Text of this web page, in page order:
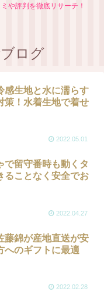
や評判を徹底リサーチ！
ログ
感生地と水に濡らす
策！水着生地で着せ
2022.05.01
で留守番時も動くタ
ることなく安全でお
2022.04.27
藤錦が産地直送が安
へのギフトに最適
2022.02.28